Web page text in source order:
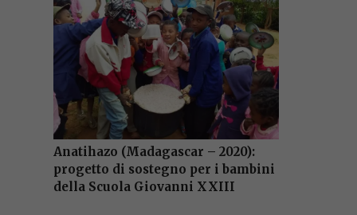
Anatihazo (Madagascar – 2020):
progetto di sostegno per i bambini
della Scuola Giovanni XXIII